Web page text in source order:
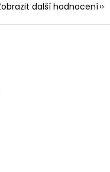
další hodnocení